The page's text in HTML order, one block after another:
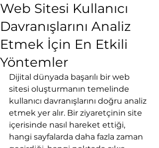
Web Sitesi Kullanıcı
Davranışlarını Analiz
Etmek İçin En Etkili
Yöntemler
Dijital dünyada başarılı bir web
sitesi oluşturmanın temelinde
kullanıcı davranışlarını doğru analiz
etmek yer alır. Bir ziyaretçinin site
içerisinde nasıl hareket ettiği,
hangi sayfalarda daha fazla zaman